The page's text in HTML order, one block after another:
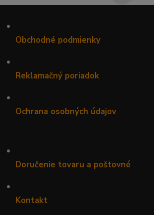
•
Obchodné podmienky
•
Reklamačný poriadok
•
Ochrana osobných údajov
•
Doručenie tovaru a poštovné
•
Kontakt